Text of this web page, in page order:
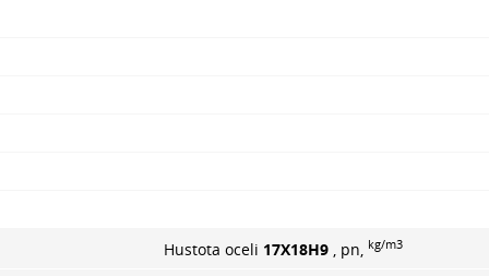
Hustota oceli 17X18H9 , pn, kg/m3